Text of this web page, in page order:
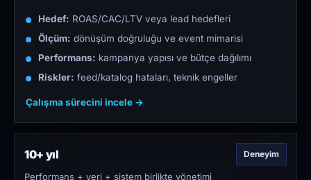
Hedef: ROAS/CAC/LTV veya lead hedefleri
Ölçüm: dönüşüm doğruluğu ve event mimarisi
Performans: kampanya yapısı ve bütçe dağılımı
Riskler: feed/katalog hataları, teknik engeller
Çalışma sürecini incele →
10+ yıl Deneyim
Performans + veri + sistem birlikte yönetimi